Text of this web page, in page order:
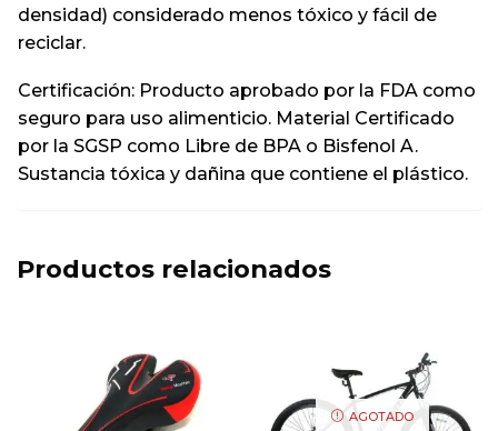
densidad) considerado menos tóxico y fácil de
reciclar.
Certificación: Producto aprobado por la FDA como
seguro para uso alimenticio. Material Certificado
por la SGSP como Libre de BPA o Bisfenol A.
Sustancia tóxica y dañina que contiene el plástico.
Productos relacionados
AGOTADO